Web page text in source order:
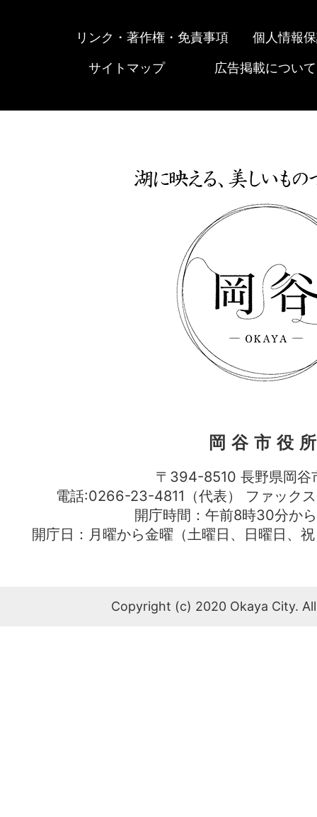
リンク・著作権・免責事項 個人情報
サイトマップ 広告掲載について
岡谷市役
〒394-8510 長野県岡谷
電話:0266-23-4811（代表） ファッ
開庁時間：午前8時30分か
開庁日：月曜から金曜（土曜日、日曜日、
Copyright (c) 2020 Okaya City.